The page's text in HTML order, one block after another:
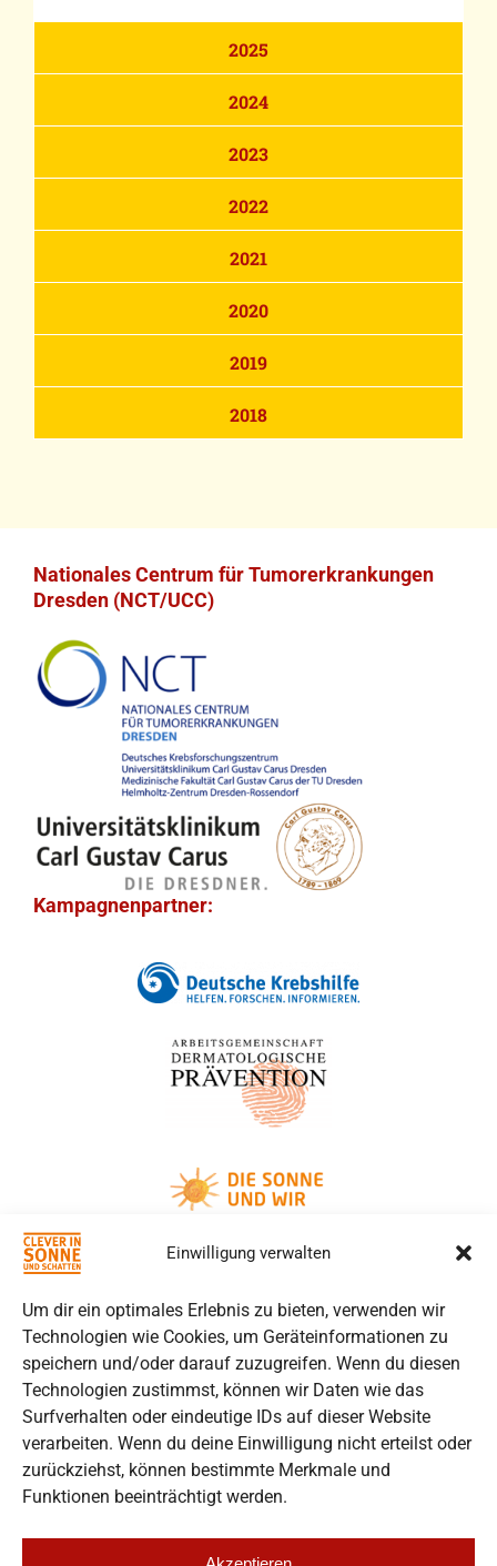
Einwilligung verwalten
Um dir ein optimales Erlebnis zu bieten, verwenden wir
Technologien wie Cookies, um Geräteinformationen zu
speichern und/oder darauf zuzugreifen. Wenn du diesen
Technologien zustimmst, können wir Daten wie das
Surfverhalten oder eindeutige IDs auf dieser Website
verarbeiten. Wenn du deine Einwilligung nicht erteilst oder
zurückziehst, können bestimmte Merkmale und
Funktionen beeinträchtigt werden.
2025
2024
2023
2022
2021
2020
2019
2018
Nationales Centrum für Tumorerkrankungen
Dresden (NCT/UCC)
Kampagnenpartner:
Kontakt